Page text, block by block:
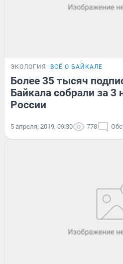
ЭКОЛОГИЯ ВСЁ О БАЙКАЛЕ
Более 35 тысяч
Байкала собрали за 3
России
5 апреля, 2019, 09:30 778